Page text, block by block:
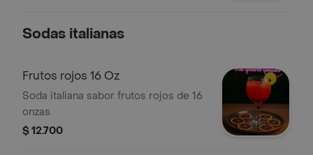
Sodas italianas
Frutos rojos 16 Oz
Soda italiana sabor frutos rojos de 16
onzas
$ 12.700